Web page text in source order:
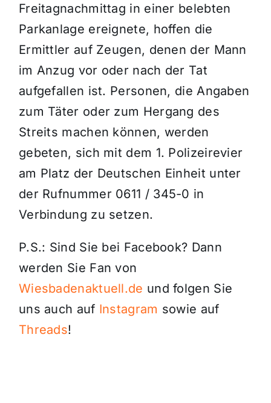
Freitagnachmittag in einer belebten
Parkanlage ereignete, hoffen die
Ermittler auf Zeugen, denen der Mann
im Anzug vor oder nach der Tat
aufgefallen ist. Personen, die Angaben
zum Täter oder zum Hergang des
Streits machen können, werden
gebeten, sich mit dem 1. Polizeirevier
am Platz der Deutschen Einheit unter
der Rufnummer 0611 / 345-0 in
Verbindung zu setzen.
P.S.: Sind Sie bei Facebook? Dann
werden Sie Fan von
Wiesbadenaktuell.de und folgen Sie
uns auch auf Instagram sowie auf
Threads!